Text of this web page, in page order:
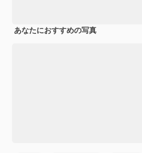
あなたにおすすめの写真